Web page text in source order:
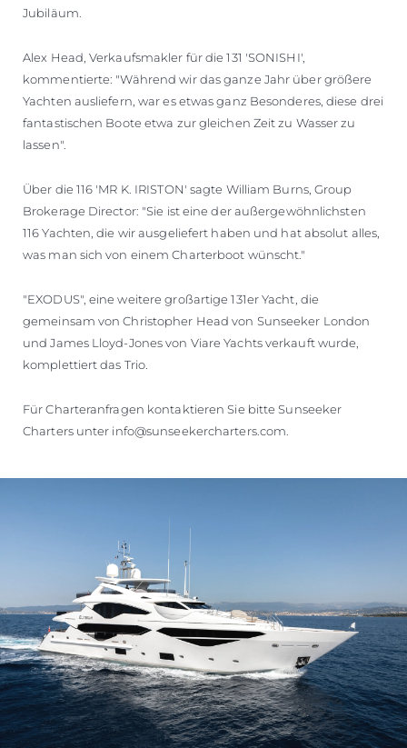
Jubiläum.
Alex Head, Verkaufsmakler für die 131 'SONISHI',
kommentierte: "Während wir das ganze Jahr über größere
Yachten ausliefern, war es etwas ganz Besonderes, diese drei
fantastischen Boote etwa zur gleichen Zeit zu Wasser zu
lassen".
Über die 116 'MR K. IRISTON' sagte William Burns, Group
Brokerage Director: "Sie ist eine der außergewöhnlichsten
116 Yachten, die wir ausgeliefert haben und hat absolut alles,
was man sich von einem Charterboot wünscht."
"EXODUS", eine weitere großartige 131er Yacht, die
gemeinsam von Christopher Head von Sunseeker London
und James Lloyd-Jones von Viare Yachts verkauft wurde,
komplettiert das Trio.
Für Charteranfragen kontaktieren Sie bitte Sunseeker
Charters unter info@sunseekercharters.com.